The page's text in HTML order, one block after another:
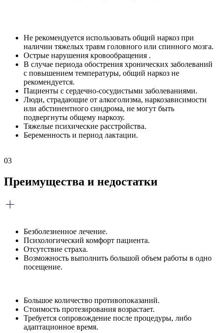
Не рекомендуется использовать общий наркоз при
наличии тяжелых травм головного или спинного мозга.
Острые нарушения кровообращения .
В случае периода обострения хронических заболеваний
с повышением температуры, общий наркоз не
рекомендуется.
Пациенты с сердечно-сосудистыми заболеваниями.
Люди, страдающие от алкоголизма, наркозависимости
или абстинентного синдрома, не могут быть
подвергнуты общему наркозу.
Тяжелые психические расстройства.
Беременность и период лактации.
03
Преимущества и недостатки
Безболезненное лечение.
Психологический комфорт пациента.
Отсутствие страха.
Возможность выполнить большой объем работы в одно
посещение.
Большое количество противопоказаний.
Стоимость протезирования возрастает.
Требуется сопровождение после процедуры, либо
адаптационное время.